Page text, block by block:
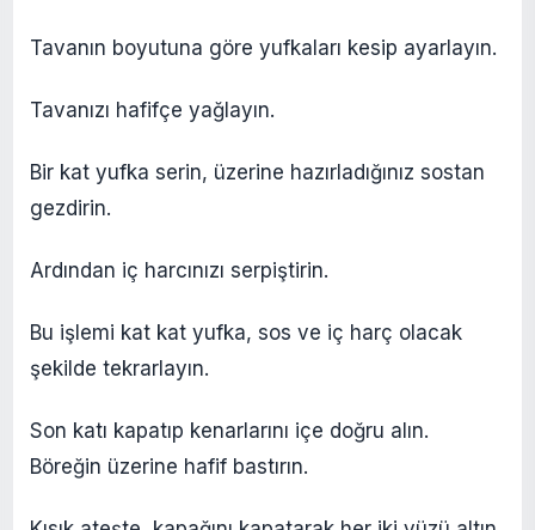
Tavanın boyutuna göre yufkaları kesip ayarlayın.
Tavanızı hafifçe yağlayın.
Bir kat yufka serin, üzerine hazırladığınız sostan
gezdirin.
Ardından iç harcınızı serpiştirin.
Bu işlemi kat kat yufka, sos ve iç harç olacak
şekilde tekrarlayın.
Son katı kapatıp kenarlarını içe doğru alın.
Böreğin üzerine hafif bastırın.